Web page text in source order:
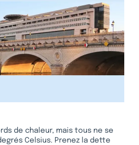
de chaleur, mais tous ne se
Celsius. Prenez la dette